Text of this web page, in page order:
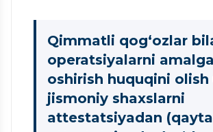
Qimmatli qog‘ozlar
operatsiyalarni amalga
oshirish huquqini olish
jismoniy shaxslarni
attestatsiyadan (qayta